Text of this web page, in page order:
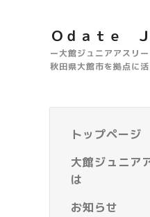
Ｏｄａｔｅ
ー大館ジュニアアスリ
秋田県大館市を拠点に
トップページ
大館ジュニア
は
お知らせ